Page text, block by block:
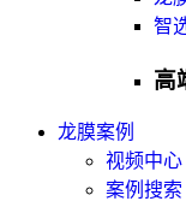
智
高
龙膜案例
视频中心
案例搜索